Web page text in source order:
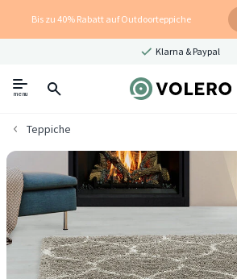
Bis zu 40% Rabatt auf Outdoorteppiche
Klarna & Paypal
menu
Teppiche